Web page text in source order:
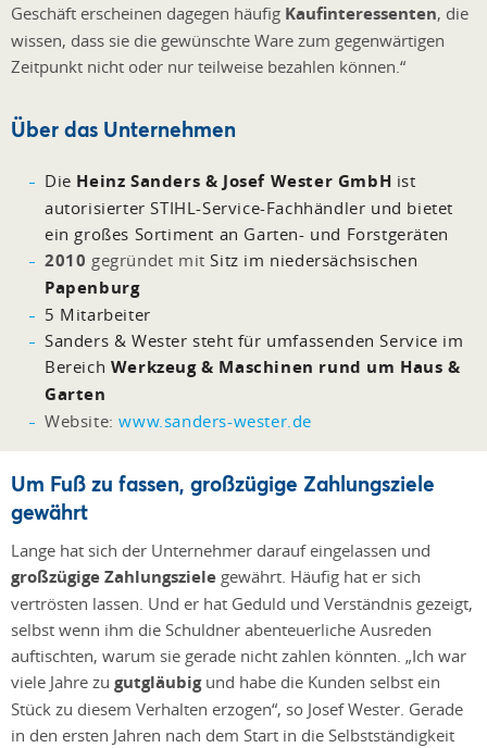
Geschäft erscheinen dagegen häufig Kaufinteressenten, die
wissen, dass sie die gewünschte Ware zum gegenwärtigen
Zeitpunkt nicht oder nur teilweise bezahlen können.“
Über das Unternehmen
Die Heinz Sanders & Josef Wester GmbH ist
autorisierter STIHL-Service-Fachhändler und bietet
ein großes Sortiment an Garten- und Forstgeräten
2010 gegründet mitSitz im niedersächsischen
Papenburg
5 Mitarbeiter
Sanders & Wester steht für umfassenden Service im
Bereich Werkzeug & Maschinen rund um Haus &
Garten
Website:www.sanders-wester.de
Um Fuß zu fassen, großzügige Zahlungsziele
gewährt
Lange hat sich der Unternehmer darauf eingelassen und
großzügige Zahlungsziele gewährt. Häufig hat er sich
vertrösten lassen. Und er hat Geduld und Verständnis gezeigt,
selbst wenn ihm die Schuldner abenteuerliche Ausreden
auftischten, warum sie gerade nicht zahlen könnten. „Ich war
viele Jahre zu gutgläubigund habe die Kunden selbst ein
Stück zu diesem Verhalten erzogen“, so Josef Wester. Gerade
in den ersten Jahren nach dem Start in die Selbstständigkeit